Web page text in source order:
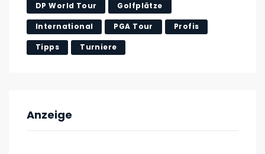
DP World Tour Golfplätze
International PGA Tour Profis
Tipps Turniere
Anzeige